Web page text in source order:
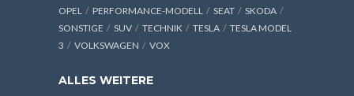
OPEL
PERFORMANCE-MODELL SEAT
SKODA
SONSTIGE
SUV TECHNIK TESLA
TESLA MODEL
3
VOLKSWAGEN VOX
ALLES WEITERE